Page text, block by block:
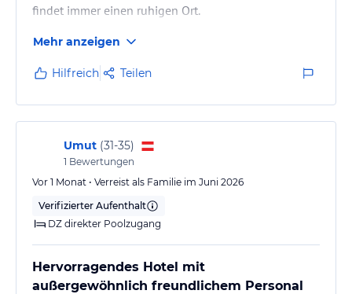
findet immer einen ruhigen Ort.
Mehr anzeigen
Hilfreich Teilen
Umut (31-35)
1 Bewertungen
Vor 1 Monat • Verreist als Familie im Juni 2026
Verifizierter Aufenthalt
DZ direkter Poolzugang
Hervorragendes Hotel mit
außergewöhnlich freundlichem Personal